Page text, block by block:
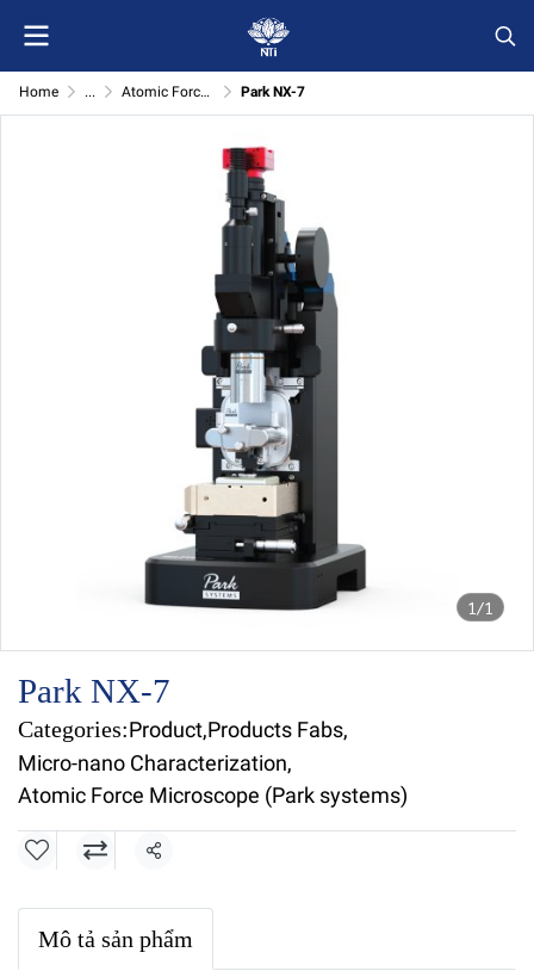
Home ... Atomic Force Microscope (Park systems) Park NX-7
1/1
Park NX-7
Categories:Product,Products Fabs,
Micro-nano Characterization,
Atomic Force Microscope (Park systems)
Share
Mô tả sản phẩm